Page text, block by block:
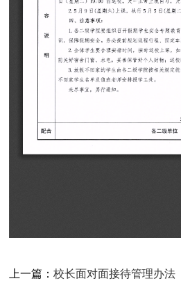
上一篇：校长面对面接待管理办法